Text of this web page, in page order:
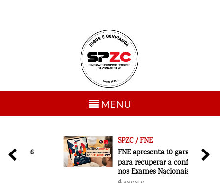
Toggle
navigation
MENU
SPZC / FNE
FNE apresenta 10 garantias
para recuperar a confiança
nos Exames Nacionais de 2027